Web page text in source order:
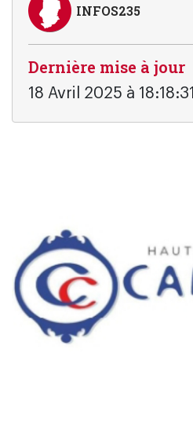
INFOS235
Dernière mise à jour
18 Avril 2025 à 18:18:31